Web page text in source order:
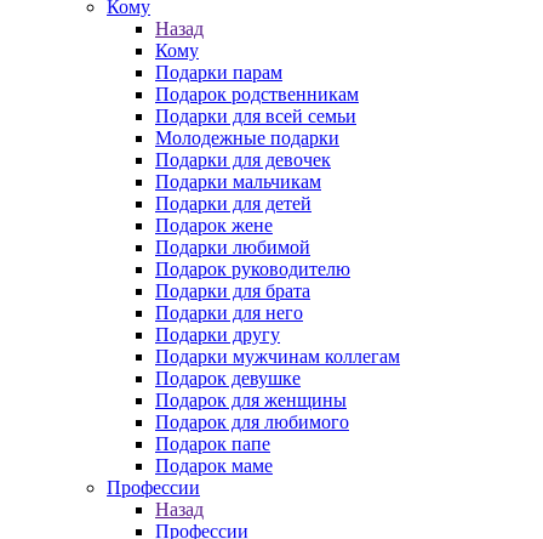
Кому
Назад
Кому
Подарки парам
Подарок родственникам
Подарки для всей семьи
Молодежные подарки
Подарки для девочек
Подарки мальчикам
Подарки для детей
Подарок жене
Подарки любимой
Подарок руководителю
Подарки для брата
Подарки для него
Подарки другу
Подарки мужчинам коллегам
Подарок девушке
Подарок для женщины
Подарок для любимого
Подарок папе
Подарок маме
Профессии
Назад
Профессии